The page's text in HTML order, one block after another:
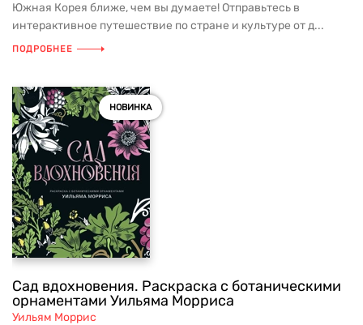
Южная Корея ближе, чем вы думаете! Отправьтесь в
интерактивное путешествие по стране и культуре от д...
ПОДРОБНЕЕ
НОВИНКА
Сад вдохновения. Раскраска с ботаническими
орнаментами Уильяма Морриса
Уильям Моррис